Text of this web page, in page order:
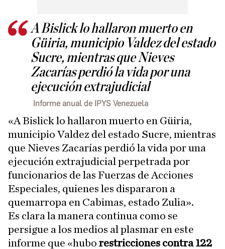
A Bislick lo hallaron muerto en
Güiria, municipio Valdez del estado
Sucre, mientras que Nieves
Zacarías perdió la vida por una
ejecución extrajudicial
Informe anual de IPYS Venezuela
«A Bislick lo hallaron muerto en Güiria,
municipio Valdez del estado Sucre, mientras
que Nieves Zacarías perdió la vida por una
ejecución extrajudicial perpetrada por
funcionarios de las Fuerzas de Acciones
Especiales, quienes les dispararon a
quemarropa en Cabimas, estado Zulia».
Es clara la manera continua como se
persigue a los medios al plasmar en este
informe que «hubo restricciones contra 122